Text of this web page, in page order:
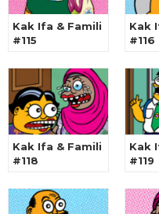
Kak Ifa & Famili
#115
Kak
#116
Kak Ifa & Famili
#118
Kak
#119